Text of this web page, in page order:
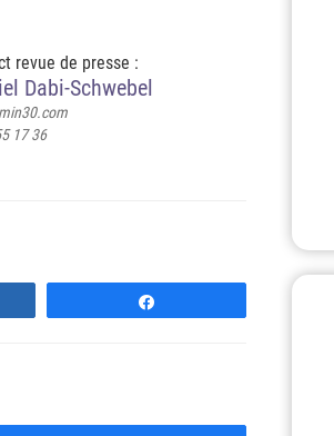
revue de presse :
Dabi-Schwebel
17 36